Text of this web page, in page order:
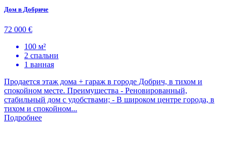
Дом в Добриче
72 000 €
100 м²
2 спальни
1 ванная
Продается этаж дома + гараж в городе Добрич, в тихом и
спокойном месте. Преимущества - Реновированный,
стабильный дом с удобствами; - В широком центре города, в
тихом и спокойном...
Подробнее